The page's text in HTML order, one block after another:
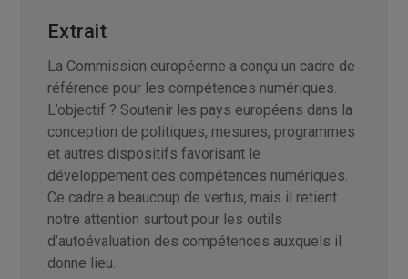
Extrait
La Commission européenne a conçu un cadre de
référence pour les compétences numériques.
L’objectif ? Soutenir les pays européens dans la
conception de politiques, mesures, programmes
et autres dispositifs favorisant le
développement des compétences numériques.
Ce cadre a beaucoup de vertus, mais il retient
notre attention surtout pour les outils
d’autoévaluation des compétences auxquels il
donne lieu.